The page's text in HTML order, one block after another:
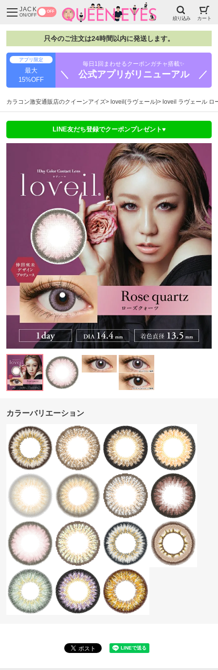
JACK
ON/OFF
OFF
絞り込み カート
只今のご注文は24時間以内に発送します。
アプリ限定
最大
15%OFF
毎日1回まわせるクーポンガチャ搭載✨
＼ 公式アプリがリニューアル ／
カラコン激安通販店のクイーンアイズ loveil(ラヴェール) loveil ラヴェール ロ
LINE友だち登録でクーポンプレゼント♥
カラーバリエーション